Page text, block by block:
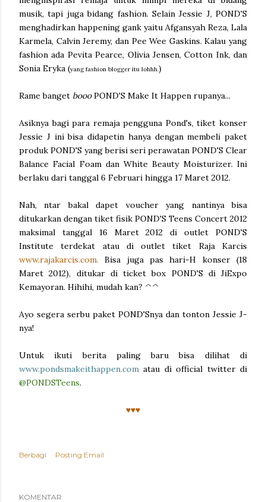
musik, tapi juga bidang fashion. Selain Jessie J, POND'S
menghadirkan happening gank yaitu Afgansyah Reza, Lala
Karmela, Calvin Jeremy, dan Pee Wee Gaskins. Kalau yang
fashion ada Pevita Pearce, Olivia Jensen, Cotton Ink, dan
Sonia Eryka (yang fashion blogger itu lohhh.)
Rame banget boooPOND'S Make It Happen rupanya...
Asiknya bagi para remaja pengguna Pond's, tiket konser
Jessie J ini bisa didapetin hanya dengan membeli paket
produk POND'S yang berisi seri perawatan POND'S Clear
Balance Facial Foam dan White Beauty Moisturizer. Ini
berlaku dari tanggal 6 Februari hingga 17 Maret 2012.
Nah, ntar bakal dapet voucher yang nantinya bisa
ditukarkan dengan tiket fisik POND'S Teens Concert 2012
maksimal tanggal 16 Maret 2012 di outlet POND'S
Institute terdekat atau di outlet tiket Raja Karcis
www.rajakarcis.com.Bisa juga pas hari-H konser (18
Maret 2012), ditukar di ticket box POND'S di JiExpo
Kemayoran. Hihihi, mudah kan? ^^
Ayo segera serbu paket POND'Snya dan tonton Jessie J-
nya!
Untuk ikuti berita paling baru bisa dilihat di
www.pondsmakeithappen.com atau di official twitter di
@PONDSTeens.
♥♥♥
Berbagi Posting Email
KOMENTAR